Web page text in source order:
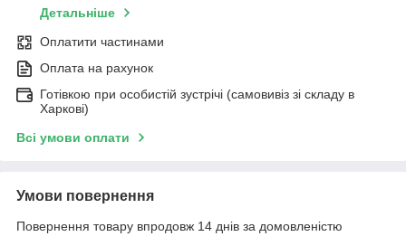
Детальніше
Оплатити частинами
Оплата на рахунок
Готівкою при особистій зустрічі (самовивіз зі складу в
Харкові)
Всі умови оплати
Умови повернення
Повернення товару впродовж 14 днів за домовленістю